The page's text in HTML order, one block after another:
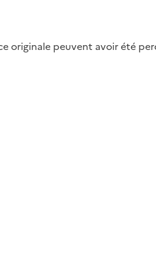
originale peuvent avoir été